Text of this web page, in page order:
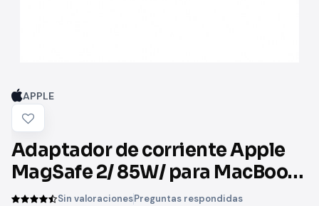
APPLE
Adaptador de corriente Apple
MagSafe 2/ 85W/ para MacBook
Pro Retina
Sin valoracionesPreguntas respondidas